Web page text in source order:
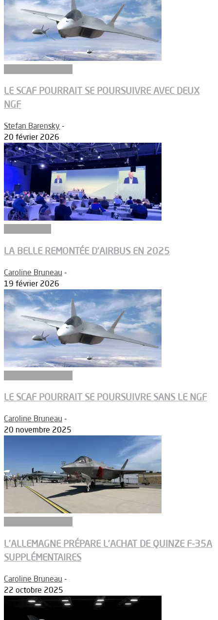
LE SCAF POURRAIT SE POURSUIVRE AVEC DEUX
NGF
Stefan Barensky -
20 février 2026
LA BELLE REMONTÉE D’AIRBUS EN 2025
Caroline Bruneau -
19 février 2026
LE SCAF POURRAIT SE POURSUIVRE SANS LE NGF
Caroline Bruneau -
20 novembre 2025
L’ALLEMAGNE PRÉPARE L’ACHAT DE QUINZE F-35A
SUPPLÉMENTAIRES
Caroline Bruneau -
22 octobre 2025